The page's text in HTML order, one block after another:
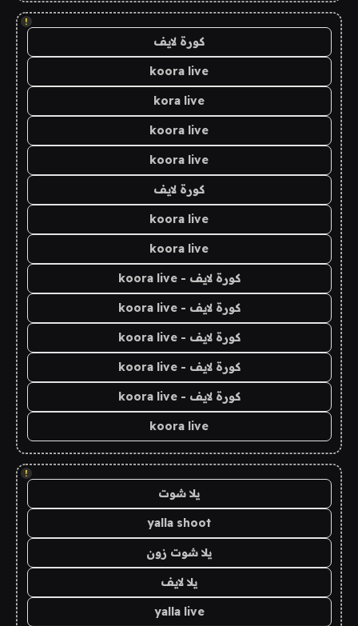
!
كورة لايف
koora live
kora live
koora live
koora live
كورة لايف
koora live
koora live
كورة لايف - koora live
كورة لايف - koora live
كورة لايف - koora live
كورة لايف - koora live
كورة لايف - koora live
koora live
!
يلا شوت
yalla shoot
يلا شوت زون
يلا لايف
yalla live